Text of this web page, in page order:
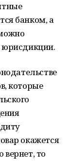
банком, а
юрисдикции.
которые
окажется
вернет, то